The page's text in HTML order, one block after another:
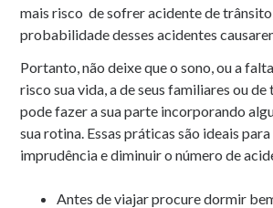
mais risco de sofrer acidente de
probabilidade desses acidentes
Portanto, não deixe que o sono, ou a
risco sua vida, a de seus familiares ou
pode fazer a sua parte incorporando
sua rotina. Essas práticas são ideais
imprudência e diminuir o número de
Antes de viajar procure dormir